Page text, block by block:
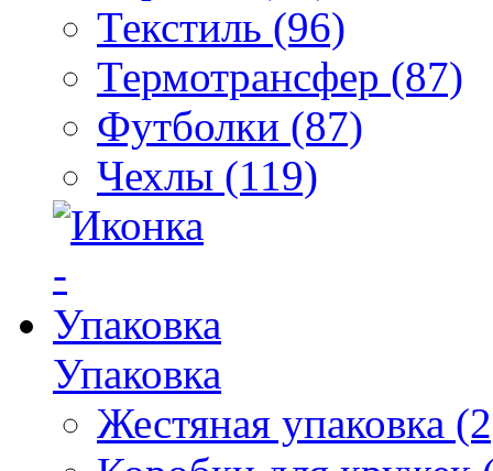
Текстиль (96)
Термотрансфер (87)
Футболки (87)
Чехлы (119)
Упаковка
Жестяная упаковка